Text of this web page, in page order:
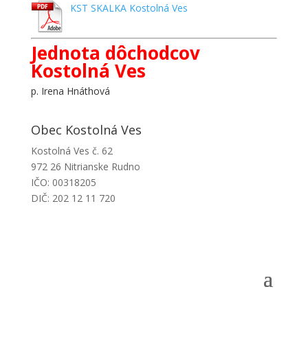
KST SKALKA Kostolná Ves
Jednota dôchodcov
Kostolná Ves
p. Irena Hnáthová
Obec Kostolná Ves
Kostolná Ves č. 62
972 26 Nitrianske Rudno
IČO: 00318205
DIČ: 202 12 11 720